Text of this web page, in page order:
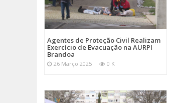
Agentes de Proteção Civil Realizam
Exercício de Evacuação na AURPI
Brandoa
26 Março 2025 0 K